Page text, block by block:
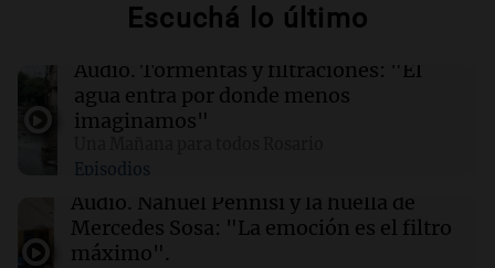
búsqueda
El Pentágono solicita a la industria de defensa
un aumento en la producción de armas
01:31 Ciencia
Reducir alimentos dulces no disminuye
antojos ni mejora la salud, según estudio
Escuchá lo último
Audio. Tormentas y filtraciones: "El
agua entra por donde menos
imaginamos"
Episodios
Audio. Nahuel Pennisi y la huella de
Mercedes Sosa: "La emoción es el filtro
máximo".